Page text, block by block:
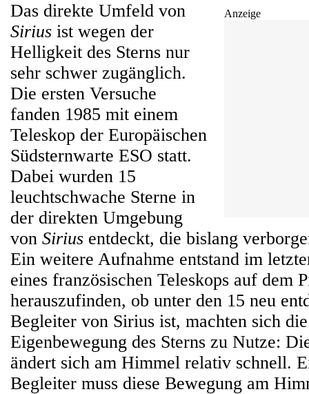
Anzeige
Das direkte Umfeld von
Sirius ist wegen der
Helligkeit des Sterns nur
sehr schwer zugänglich.
Die ersten Versuche
fanden 1985 mit einem
Teleskop der Europäischen
Südsternwarte ESO statt.
Dabei wurden 15
leuchtschwache Sterne in
der direkten Umgebung
von Sirius entdeckt, die bislang
Ein weitere Aufnahme entstand im
eines französischen Teleskops auf dem
herauszufinden, ob unter den 15 neu
Begleiter von Sirius ist, machten sich
Eigenbewegung des Sterns zu Nutze:
ändert sich am Himmel relativ schnell.
Begleiter muss diese Bewegung am